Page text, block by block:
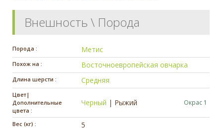
Внешность \ Порода
Порода : Метис
Похож на : Восточноевропейская овчарка
Длина шерсти : Средняя
Цвет|
Дополнительные
цвета :
Черный | Рыжий Окрас 1
Вес (кг) : 5